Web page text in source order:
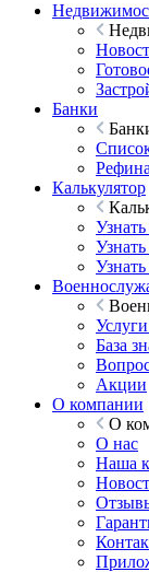
Банки
Калькулятор
База
Акции
О компании
О
О нас
Наша